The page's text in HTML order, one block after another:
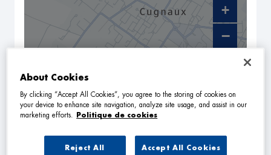
+
−
About Cookies
By clicking “Accept All Cookies”, you agree to the storing of cookies on
your device to enhance site navigation, analyze site usage, and assist in our
marketing efforts.
Politique de cookies
Reject All Accept All Cookies